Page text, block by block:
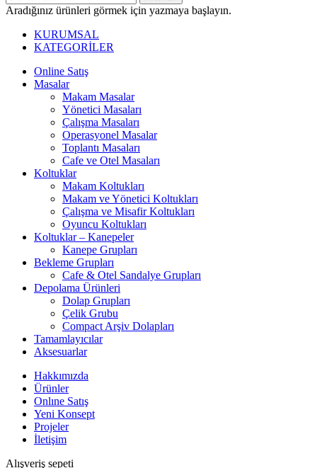
Aradığınız ürünleri görmek için yazmaya başlayın.
KURUMSAL
KATEGORİLER
Online Satış
Masalar
Makam Masalar
Yönetici Masaları
Çalışma Masaları
Operasyonel Masalar
Toplantı Masaları
Cafe ve Otel Masaları
Koltuklar
Makam Koltukları
Makam ve Yönetici Koltukları
Çalışma ve Misafir Koltukları
Oyuncu Koltukları
Koltuklar – Kanepeler
Kanepe Grupları
Bekleme Grupları
Cafe & Otel Sandalye Grupları
Depolama Ürünleri
Dolap Grupları
Çelik Grubu
Compact Arşiv Dolapları
Tamamlayıcılar
Aksesuarlar
Hakkımızda
Ürünler
Onlıne Satış
Yeni Konsept
Projeler
İletişim
Alışveriş sepeti